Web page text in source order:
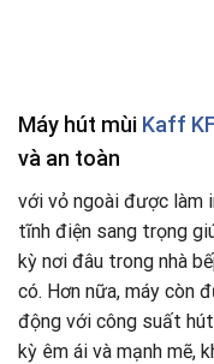
Máy hút mùi Kaff
và an toàn
với vỏ ngoài được làm
tĩnh điện sang trọng
kỳ nơi đâu trong nhà
có. Hơn nữa, máy còn
động với công suất
kỳ êm ái và mạnh mẽ,